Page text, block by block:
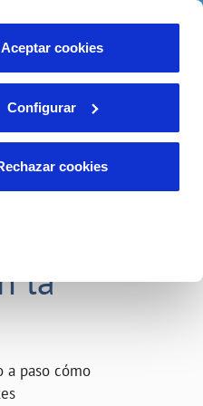
Aceptar cookies
Configurar
cookies
o posibles
la
a paso cómo